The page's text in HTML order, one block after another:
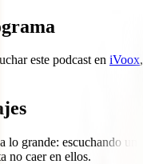
este podcast en iVoox,
lo grande: escuchando un
no caer en ellos.